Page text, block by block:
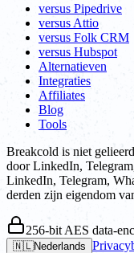
versus Pipedrive
versus Attio
versus Folk CRM
versus Hubspot
Alternatieven
Integraties
Affiliates
Blog
Tools
Breakcold is niet
door LinkedIn,
LinkedIn, Telegram,
derden zijn eigendom
256-bit AES data-
🇳🇱Nederlands